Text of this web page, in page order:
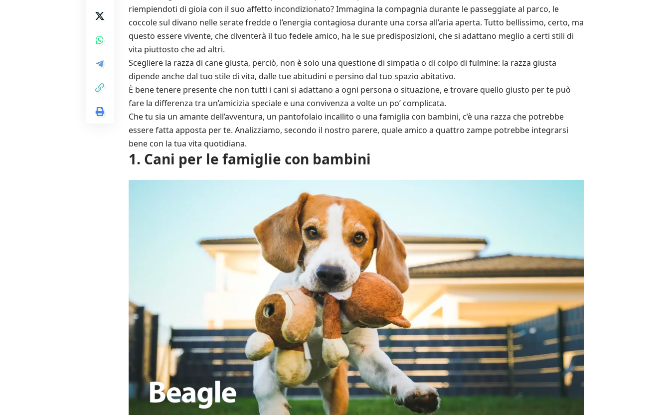
riempiendoti di gioia con il suo affetto incondizionato? Immagina la compagnia durante le passeggiate al parco, le
coccole sul divano nelle serate fredde o l’energia contagiosa durante una corsa all’aria aperta. Tutto bellissimo, certo, ma
questo essere vivente, che diventerà il tuo fedele amico, ha le sue predisposizioni, che si adattano meglio a certi stili di
vita piuttosto che ad altri.
Scegliere la razza di cane giusta, perciò, non è solo una questione di simpatia o di colpo di fulmine: la razza giusta
dipende anche dal tuo stile di vita, dalle tue abitudini e persino dal tuo spazio abitativo.
È bene tenere presente che non tutti i cani si adattano a ogni persona o situazione, e trovare quello giusto per te può
fare la differenza tra un’amicizia speciale e una convivenza a volte un po’ complicata.
Che tu sia un amante dell’avventura, un pantofolaio incallito o una famiglia con bambini, c’è una razza che potrebbe
essere fatta apposta per te. Analizziamo, secondo il nostro parere, quale amico a quattro zampe potrebbe integrarsi
bene con la tua vita quotidiana.
1. Cani per le famiglie con bambini